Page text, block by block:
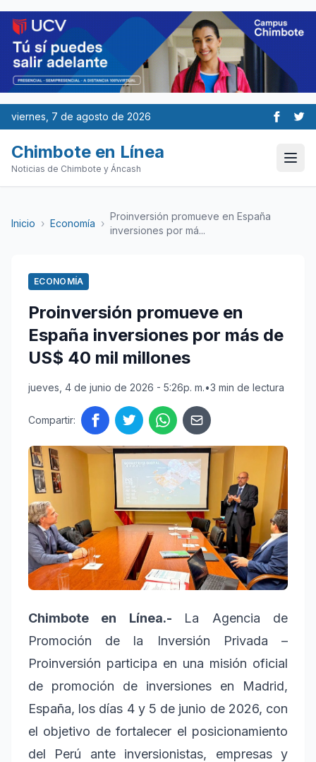
viernes, 7 de agosto de 2026
Chimbote en Línea
Noticias de Chimbote y Áncash
Inicio › Economía ›
Proinversión promueve en España
inversiones por má...
ECONOMÍA
Proinversión promueve en
España inversiones por más de
US$ 40 mil millones
jueves, 4 de junio de 2026 - 5:26p. m.•3 min de lectura
Compartir:
Chimbote en Línea.- La Agencia de
Promoción de la Inversión Privada –
Proinversión participa en una misión oficial
de promoción de inversiones en Madrid,
España, los días 4 y 5 de junio de 2026, con
el objetivo de fortalecer el posicionamiento
del Perú ante inversionistas, empresas y